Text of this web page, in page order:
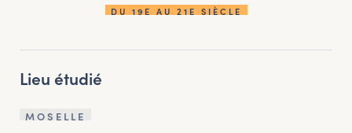
DU 19E AU 21E SIÈCLE
Lieu étudié
MOSELLE